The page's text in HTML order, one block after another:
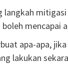
langkah
mencapai
apa-apa,
lakukan